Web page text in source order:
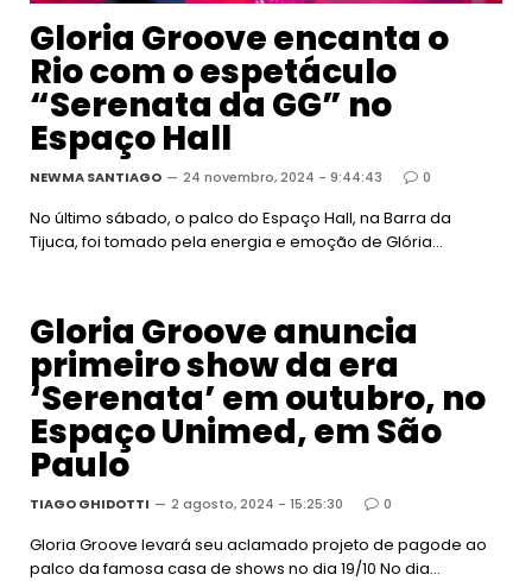
Gloria Groove encanta o
Rio com o espetáculo
“Serenata da GG” no
Espaço Hall
NEWMA SANTIAGO 24 novembro, 2024 - 9:44:43 0
No último sábado, o palco do Espaço Hall, na Barra da
Tijuca, foi tomado pela energia e emoção de Glória…
Gloria Groove anuncia
primeiro show da era
‘Serenata’ em outubro, no
Espaço Unimed, em São
Paulo
TIAGO GHIDOTTI 2 agosto, 2024 - 15:25:30 0
Gloria Groove levará seu aclamado projeto de pagode ao
palco da famosa casa de shows no dia 19/10 No dia…